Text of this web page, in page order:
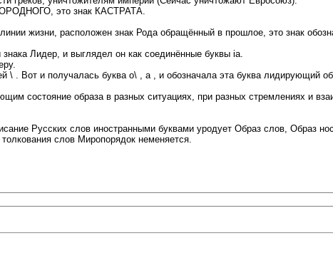
это знак КАСТРАТА.
жизни, расположен знак Рода обращённый в прошлое, это знак
Лидер, и выглядел он как соединённые буквы ia.
\ . Вот и получалась буква о\ , а , и обозначала эта буква лидирующий
состояние образа в разных ситуациях, при разных стремлениях и
Русских слов иностранными буквами уродует Образ слов, Образ
слов Миропорядок неменяется.